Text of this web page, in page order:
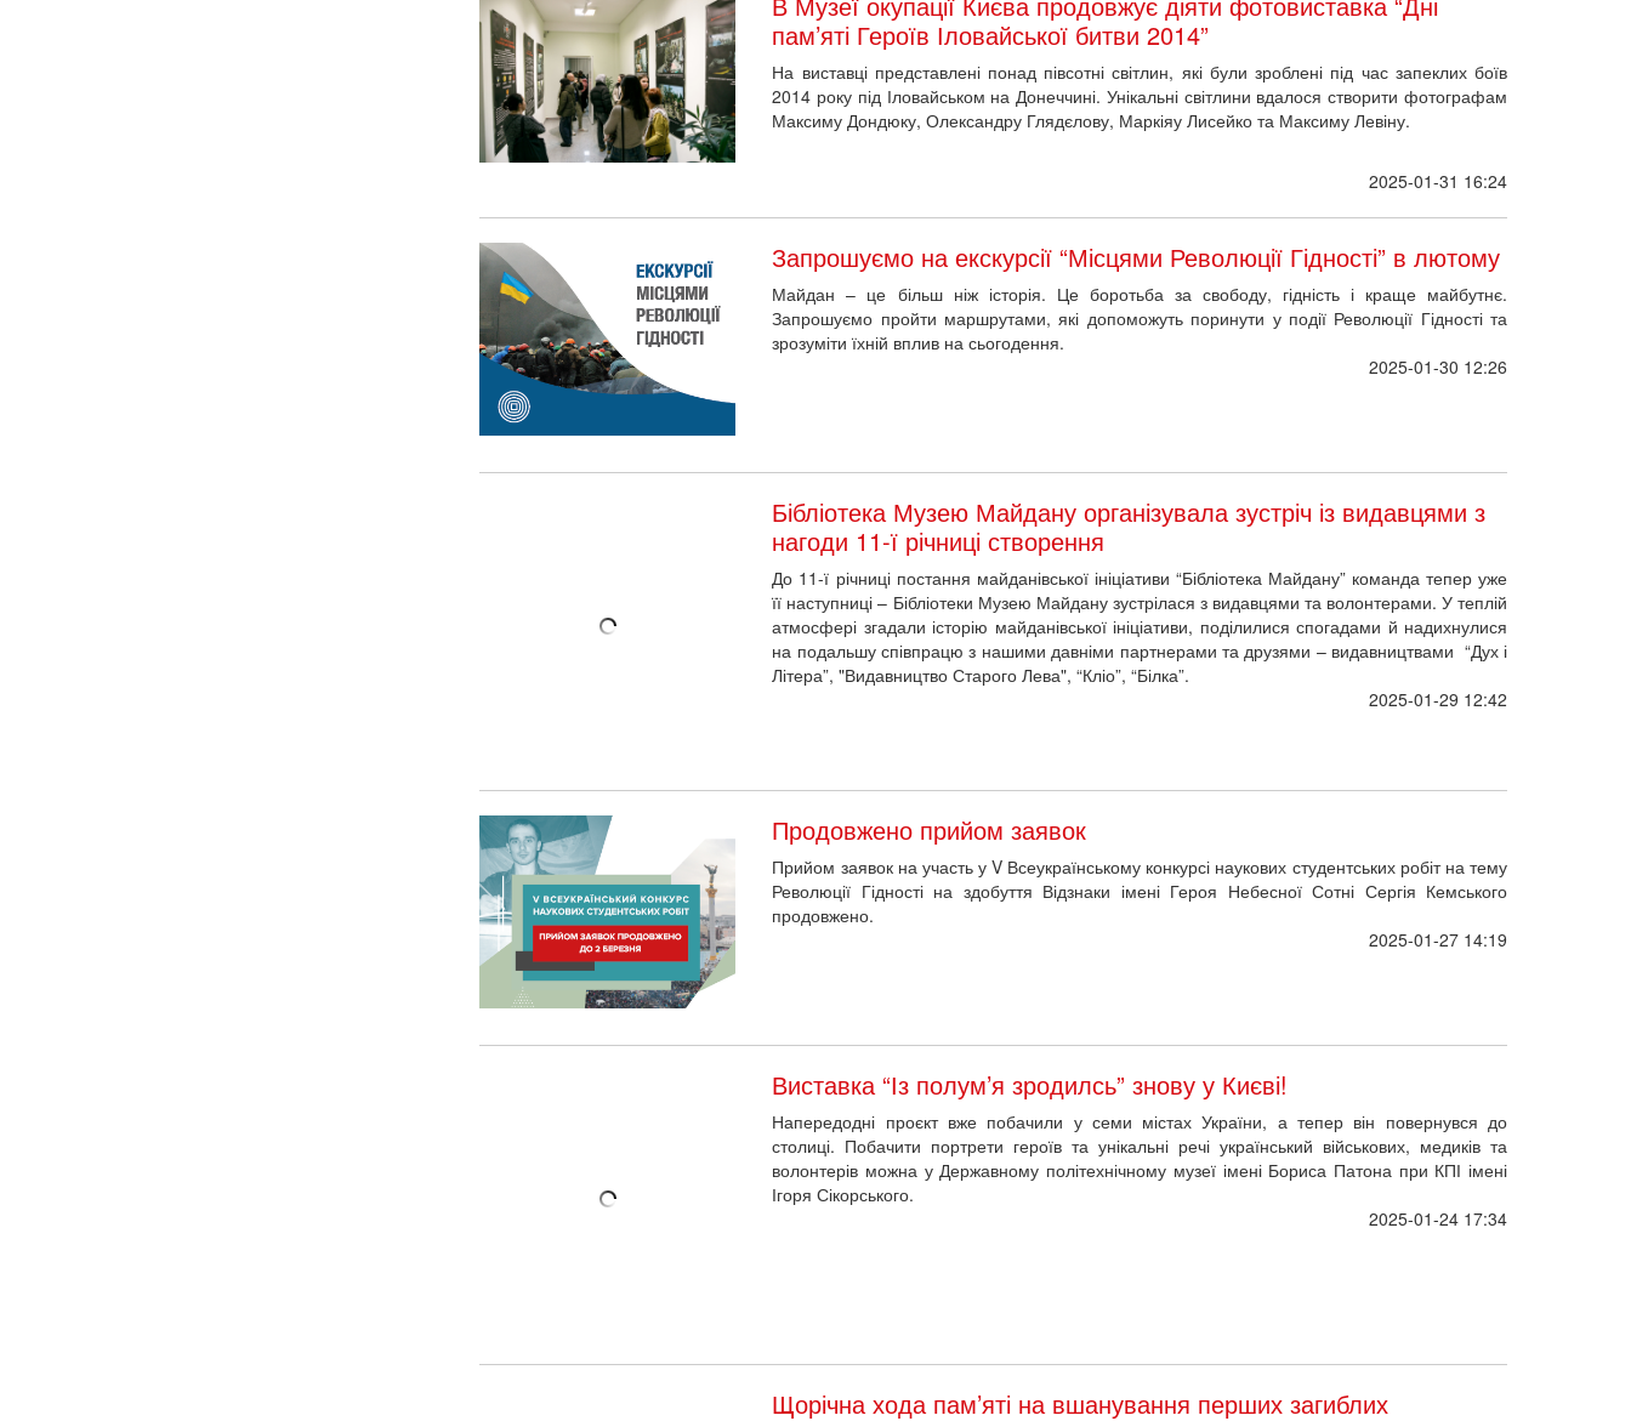
На виставці представлені понад півсотні світлин, які були зроблені під час запеклих боїв
2014 року під Іловайськом на Донеччині. Унікальні світлини вдалося створити фотографам
Максиму Дондюку, Олександру Глядєлову, Маркіяу Лисейко та Максиму Левіну.
2025-01-31 16:24
Запрошуємо пройти маршрутами, які допоможуть поринути у події Революції Гідності та
зрозуміти їхній вплив на сьогодення.
2025-01-30 12:26
нагоди 11-ї річниці створення
До 11-ї річниці постання майданівської ініціативи “Бібліотека Майдану” команда тепер уже
її наступниці – Бібліотеки Музею Майдану зустрілася з видавцями та волонтерами. У теплій
атмосфері згадали історію майданівської ініціативи, поділилися спогадами й надихнулися
на подальшу співпрацю з нашими давніми партнерами та друзями – видавництвами “Дух і
Літера”, "Видавництво Старого Лева", “Кліо”, “Білка”.
2025-01-29 12:42
Ігоря Сікорського.
Щорічна хода пам’яті на вшанування перших загиблих
2025-01-23 14:00